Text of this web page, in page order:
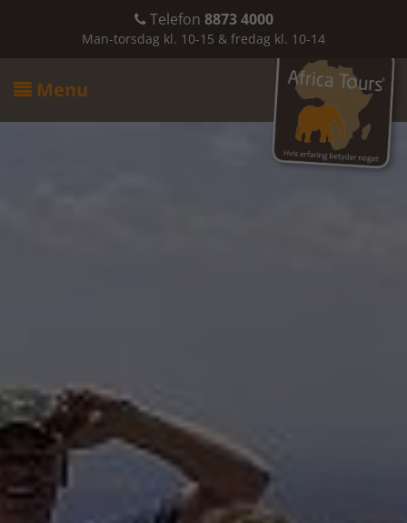
Telefon 8873 4000
Man-torsdag kl. 10-15 & fredag kl. 10-14
 Menu